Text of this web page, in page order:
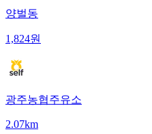
양벌동
1,824원
광주농협주유소
2.07km